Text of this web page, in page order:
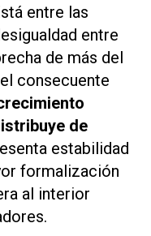
entre las
entre
de más del
consecuente
de
estabilidad
formalización
al interior